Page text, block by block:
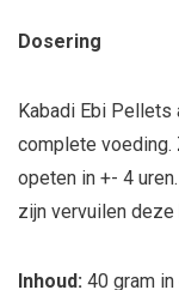
Dosering
Kabadi Ebi Pellets
complete voeding.
opeten in +- 4
zijn vervuilen
Inhoud: 40 gram